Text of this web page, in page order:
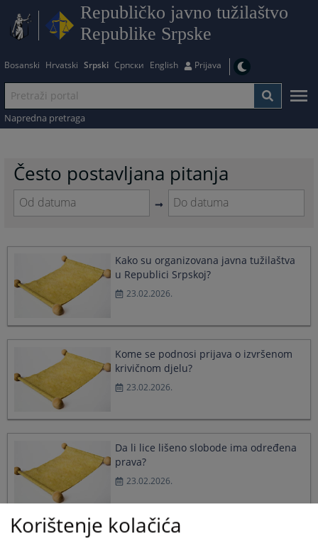
Republičko javno tužilaštvo
Republike Srpske
Bosanski Hrvatski Srpski Српски English Prijava
Napredna pretraga
Često postavljana pitanja
to
with
the
calendar
select
a
Press
the
question
key
to
the
keyboard
shortcuts
for
changing
dates.
to
interact
with
the
select
a
date.
Press
the
key
to
get
keyboard
for
changing
dates.
Kako su organizovana javna tužilaštva
u Republici Srpskoj?
23.02.2026.
Kome se podnosi prijava o izvršenom
krivičnom djelu?
23.02.2026.
Da li lice lišeno slobode ima određena
prava?
23.02.2026.
Korištenje kolačića